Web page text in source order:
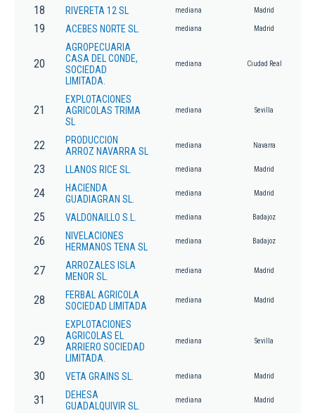
18 RIVERETA 12 SL mediana Madrid
19 ACEBES NORTE SL. mediana Madrid
20
AGROPECUARIA
CASA DEL CONDE,
SOCIEDAD
LIMITADA.
mediana Ciudad Real
21
EXPLOTACIONES
AGRICOLAS TRIMA
SL
mediana Sevilla
22
PRODUCCION
ARROZ NAVARRA SL
mediana Navarra
23 LLANOS RICE SL. mediana Madrid
24
HACIENDA
GUADIAGRAN SL.
mediana Madrid
25 VALDONAILLO S.L. mediana Badajoz
26
NIVELACIONES
HERMANOS TENA SL
mediana Badajoz
27
ARROZALES ISLA
MENOR SL.
mediana Madrid
28
FERBAL AGRICOLA
SOCIEDAD LIMITADA
mediana Madrid
29
EXPLOTACIONES
AGRICOLAS EL
ARRIERO SOCIEDAD
LIMITADA.
mediana Sevilla
30 VETA GRAINS SL. mediana Madrid
31
DEHESA
GUADALQUIVIR SL.
mediana Madrid